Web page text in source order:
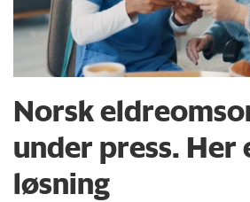
Norsk
under press. Her
løsning